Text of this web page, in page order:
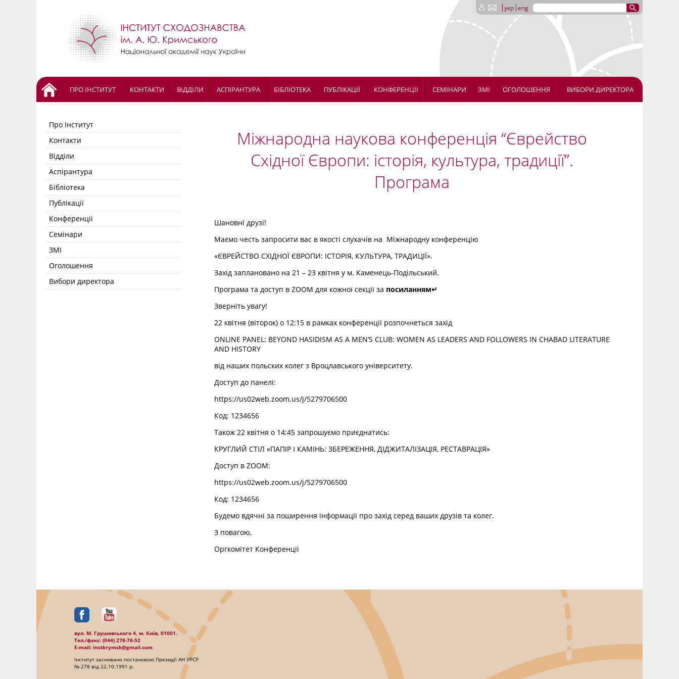
укр eng
ПРО ІНСТИТУТ КОНТАКТИ ВІДДІЛИ АСПІРАНТУРА БІБЛІОТЕКА ПУБЛІКАЦІЇ КОНФЕРЕНЦІІ СЕМІНАРИ ЗМІ ОГОЛОШЕННЯ ВИБОРИ ДИРЕКТОРА
Про Інститут
Контакти
Відділи
Аспірантура
Бібліотека
Публікації
Конференціі
Семінари
ЗМІ
Оголошення
Вибори директора
Міжнародна наукова конференція “Єврейство
Східної Європи: історія, культура, традиції”.
Програма
Шановні друзі!
Маємо честь запросити вас в якості слухачів на Міжнародну конференцію
«ЄВРЕЙСТВО СХІДНОЇ ЄВРОПИ: ІСТОРІЯ, КУЛЬТУРА, ТРАДИЦІЇ».
Захід заплановано на 21 – 23 квітня у м. Каменець-Подільський.
Програма та доступ в ZOOM для кожної секції за посиланням↵
Зверніть увагу!
22 квітня (віторок) о 12:15 в рамках конференції розпочнеться захід
ONLINE PANEL: BEYOND HASIDISM AS A MEN’S CLUB: WOMEN AS LEADERS AND FOLLOWERS IN CHABAD LITERATURE
AND HISTORY
від наших польских колег з Вроцлавського університету.
Доступ до панелі:
https://us02web.zoom.us/j/5279706500
Код: 1234656
Також 22 квітня о 14:45 запрошуємо приєднатись:
КРУГЛИЙ СТІЛ «ПАПІР І КАМІНЬ: ЗБЕРЕЖЕННЯ, ДІДЖИТАЛІЗАЦІЯ, РЕСТАВРАЦІЯ»
Доступ в ZOOM:
https://us02web.zoom.us/j/5279706500
Код: 1234656
Будемо вдячні за поширення інформації про захід серед ваших друзів та колег.
З повагою,
Оргкомітет Конференції
вул. М. Грушевського 4, м. Київ, 01001.
Тел./факc: (044) 278-76-52
E-mail: instkrymsk@gmail.com
Інститут засновано постановою Президії АН УРСР
№ 278 від 22.10.1991 р.